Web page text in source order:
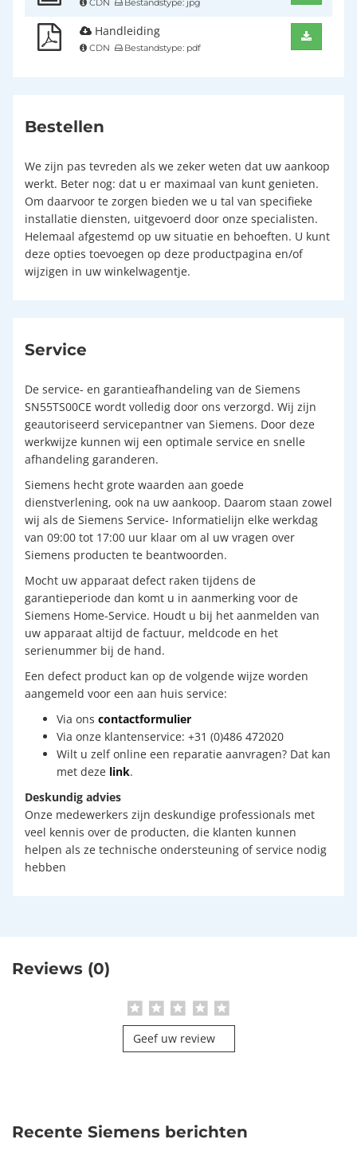
CDN Bestandstype: jpg
Handleiding
CDN Bestandstype: pdf
Bestellen
We zijn pas tevreden als we zeker weten dat uw aankoop
werkt. Beter nog: dat u er maximaal van kunt genieten.
Om daarvoor te zorgen bieden we u tal van specifieke
installatie diensten, uitgevoerd door onze specialisten.
Helemaal afgestemd op uw situatie en behoeften. U kunt
deze opties toevoegen op deze productpagina en/of
wijzigen in uw winkelwagentje.
Service
De service- en garantieafhandeling van de Siemens
SN55TS00CE wordt volledig door ons verzorgd. Wij zijn
geautoriseerd servicepantner van Siemens. Door deze
werkwijze kunnen wij een optimale service en snelle
afhandeling garanderen.
Siemens hecht grote waarden aan goede
dienstverlening, ook na uw aankoop. Daarom staan zowel
wij als de Siemens Service- Informatielijn elke werkdag
van 09:00 tot 17:00 uur klaar om al uw vragen over
Siemens producten te beantwoorden.
Mocht uw apparaat defect raken tijdens de
garantieperiode dan komt u in aanmerking voor de
Siemens Home-Service. Houdt u bij het aanmelden van
uw apparaat altijd de factuur, meldcode en het
serienummer bij de hand.
Een defect product kan op de volgende wijze worden
aangemeld voor een aan huis service:
Via ons contactformulier
Via onze klantenservice: +31 (0)486 472020
Wilt u zelf online een reparatie aanvragen? Dat kan
met deze link.
Deskundig advies
Onze medewerkers zijn deskundige professionals met
veel kennis over de producten, die klanten kunnen
helpen als ze technische ondersteuning of service nodig
hebben
Reviews (0)
Geef uw review
Recente Siemens berichten